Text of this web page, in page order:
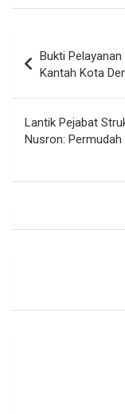
pos
Bukti
Kantah Kota
Lantik Pejabat
Nusron: